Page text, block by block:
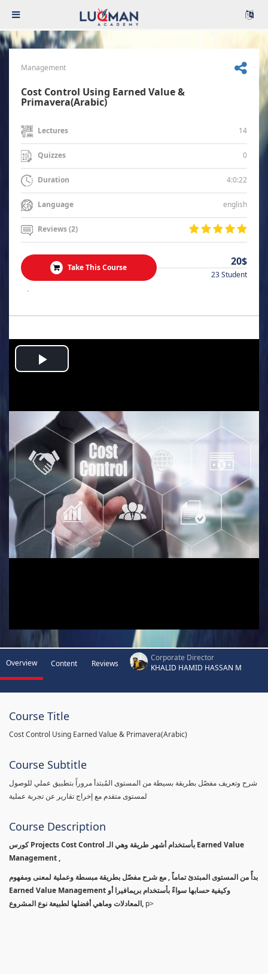
Management
Cost Control Using Earned Value &
Primavera(Arabic)
Lectures 14
Quizzes 0
Duration 4:0:22
Language english
Reviews (2)
Take This Course 20$
23 Student
.
Play
Overview Content Reviews
Corporate Director
KHALID HAMID HASSAN M
Course Title
Cost Control Using Earned Value & Primavera(Arabic)
Course Subtitle
شرح وتعريف مفصّل بطريقة بسيطة من المستوى المُبتدأ مروراً بتطبيق عملي للوصول
لمستوى متقدم مع إخراج تقارير عن تجربة عملية
Course Description
كورس Projects Cost Control بأستخدام أشهر طريقة وهي الـ Earned Value
Management ,
بدأً من المستوى المبتدئ تماماً , مع شرح مفصّل بطريقة مبسطة وعملية لمعنى ومفهوم
Earned Value Management وكيفية حسابها سواءً بأستخدام بريمافيرا أو
المعادلات وماهي أفضلها لطبيعة نوع المشروع, p>